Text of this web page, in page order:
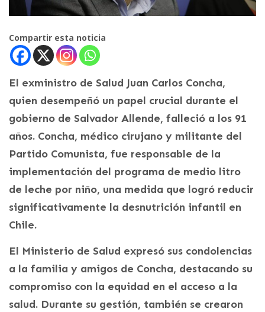
Compartir esta noticia
El exministro de Salud Juan Carlos Concha,
quien desempeñó un papel crucial durante el
gobierno de Salvador Allende, falleció a los 91
años. Concha, médico cirujano y militante del
Partido Comunista, fue responsable de la
implementación del programa de medio litro
de leche por niño, una medida que logró reducir
significativamente la desnutrición infantil en
Chile.
El Ministerio de Salud expresó sus condolencias
a la familia y amigos de Concha, destacando su
compromiso con la equidad en el acceso a la
salud. Durante su gestión, también se crearon